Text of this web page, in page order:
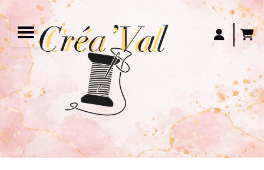
Panneau de gestion des cookies